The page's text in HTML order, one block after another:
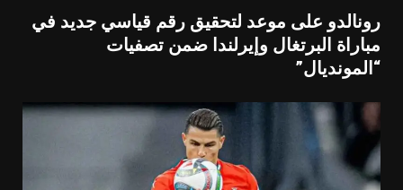
رونالدو على موعد لتحقيق رقم قياسي جديد في
مباراة البرتغال وإيرلندا ضمن تصفيات
“المونديال”